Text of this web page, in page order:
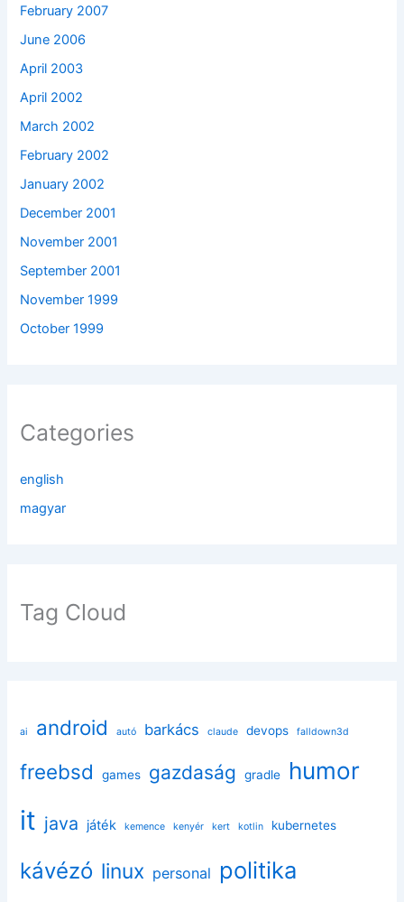
February 2007
June 2006
April 2003
April 2002
March 2002
February 2002
January 2002
December 2001
November 2001
September 2001
November 1999
October 1999
Categories
english
magyar
Tag Cloud
ai android autó barkács claude devops falldown3d
freebsd games gazdaság gradle humor
it java játék kemence kenyér kert kotlin kubernetes
kávézó linux personal politika